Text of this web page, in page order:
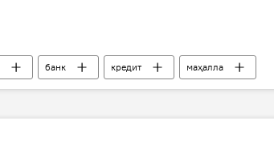
банк кредит
маҳалла